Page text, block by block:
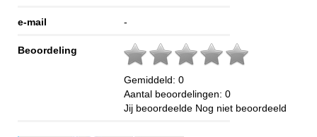
e-mail -
Beoordeling
Gemiddeld: 0
Aantal beoordelingen: 0
Jij beoordeelde Nog niet beoordeeld